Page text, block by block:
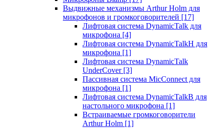
Выдвижные механизмы Arthur Holm для
микрофонов и громкоговорителей [17]
Лифтовая система DynamicTalk для
микрофона [4]
Лифтовая система DynamicTalkH для
микрофона [1]
Лифтовая система DynamicTalk
UnderCover [3]
Пассивная система MicConnect для
микрофона [1]
Лифтовая система DynamicTalkB для
настольного микрофона [1]
Встраиваемые громкоговорители
Arthur Holm [1]